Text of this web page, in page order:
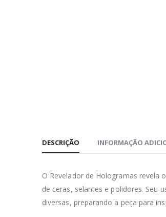
DESCRIÇÃO INFORMAÇÃO
O Revelador de Hologramas revela
de ceras, selantes e polidores. Seu
diversas, preparando a peça para